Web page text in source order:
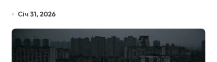
Січ 31, 2026